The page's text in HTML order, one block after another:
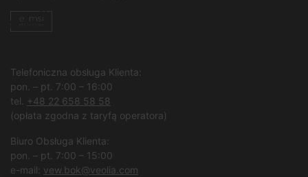
Telefoniczna obsługa Klienta:
pon. – pt. 7:00 – 16:00
tel. +48 22 658 58 58
(opłata zgodna z taryfą operatora)
Biuro Obsługa Klienta:
pon. – pt. 7:00 – 15:00
e-mail: vew.bok@veolia.com